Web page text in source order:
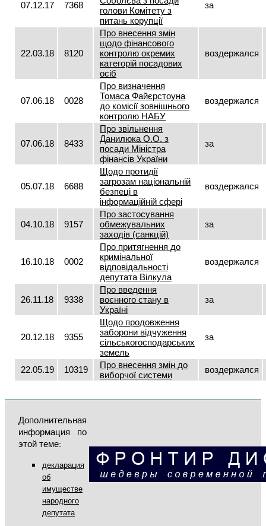
07.12.17 7368
голови Комітету з
питань корупції
за
22.03.18 8120
Про внесення змін
щодо фінансового
контролю окремих
категорій посадових
осіб
воздержался
07.06.18 0028
Про визначення
Томаса Файєрстоуна
до комісії зовнішнього
контролю НАБУ
воздержался
07.06.18 8433
Про звільнення
Данилюка О.О. з
посади Міністра
фінансів України
за
05.07.18 6688
Щодо протидії
загрозам національній
безпеці в
інформаційній сфері
воздержался
04.10.18 9157
Про застосування
обмежувальних
заходів (санкцій)
за
16.10.18 0002
Про притягнення до
кримінальної
відповідальності
депутата Вілкула
воздержался
26.11.18 9338
Про введення
воєнного стану в
Україні
за
20.12.18 9355
Щодо продовження
заборони відчуження
сільськогосподарських
земель
за
22.05.19 10319
Про внесення змін до
виборчої системи
воздержался
Дополнительная
информация по
этой теме:
декларация
об
имуществе
народного
депутата